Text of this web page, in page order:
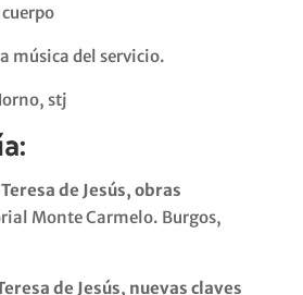
música del servicio.
stj
de Jesús, obras
Monte Carmelo. Burgos,
de Jesús, nuevas claves